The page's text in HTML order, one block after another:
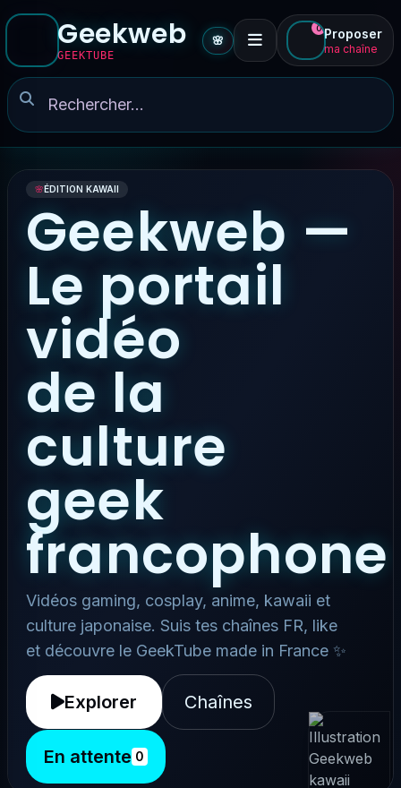
Geekweb
GEEKTUBE
🌸
0 Proposer
ma chaîne
🌸ÉDITION KAWAII
Geekweb —
Le portail
vidéo
de la
culture
geek
francophone
Vidéos gaming, cosplay, anime, kawaii et
culture japonaise. Suis tes chaînes FR, like
et découvre le GeekTube made in France ✨
Explorer Chaînes
En attente 0